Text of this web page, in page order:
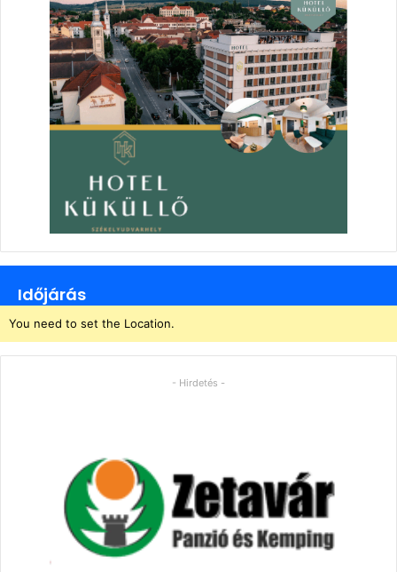
Időjárás
You need to set the Location.
- Hirdetés -